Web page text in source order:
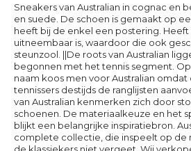
Sneakers van Australian in cognac en
en suede. De schoen is gemaakt op
heeft bij de enkel een postering.
uitneembaar is, waardoor die ook
steunzool. ||De roots van Australian
begonnen met het tennis segment.
naam koos men voor Australian omdat
tennissers destijds de ranglijsten
van Australian kenmerken zich door
schoenen. De materiaalkeuze en het
blijkt een belangrijke inspiratiebron.
complete collectie, die inspeelt op de
de klassiekers niet vergeet. Wij